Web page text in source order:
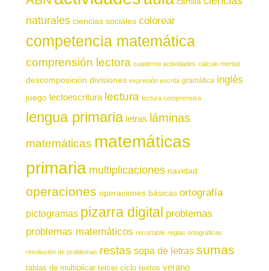
naturales ciencias sociales colorear
competencia matemática
comprensión lectora cuaderno actividades cálculo mental
descomposición divisiones expresión escrita gramática inglés
juego lectoescritura lectura lectura comprensiva
lengua primaria letras láminas
matemáticas matemáticas
primaria multiplicaciones navidad
operaciones operaciones básicas ortografía
pictogramas pizarra digital problemas
problemas matemáticos recortable reglas ortográficas
resolución de problemas restas sopa de letras sumas
tablas de multiplicar tercer ciclo textos verano